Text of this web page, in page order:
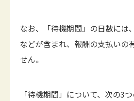
なお、「待機期間」の日数には
などが含まれ、報酬の支払いの
せん。
「待機期間」について、次の3